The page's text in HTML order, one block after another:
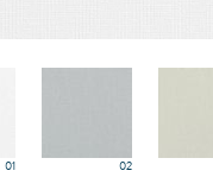
01 02